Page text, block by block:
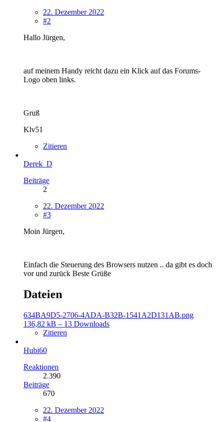
22. Dezember 2022
#2
Hallo Jürgen,
auf meinem Handy reicht dazu ein Klick auf das Forums-
Logo oben links.
Gruß
Klv51
Zitieren
Derek_D
Beiträge
2
22. Dezember 2022
#3
Moin Jürgen,
Einfach die Steuerung des Browsers nutzen .. da gibt es doch
vor und zurück Beste Grüße
Dateien
634BA9D5-2706-4ADA-B32B-1541A2D131AB.png
136,82 kB – 13 Downloads
Zitieren
Hubi60
Reaktionen
2.390
Beiträge
670
22. Dezember 2022
#4